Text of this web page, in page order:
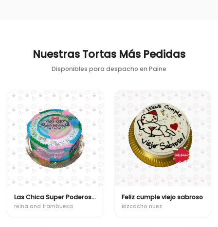
Nuestras Tortas Más Pedidas
Disponibles para despacho en Paine
Las Chica Super Poderosas
reina ana frambuesa
Feliz cumple viejo sabroso
Bizcocho nuez